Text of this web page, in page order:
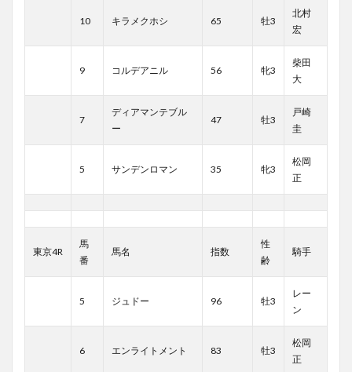
10 キラメクホシ 65 牡3
北村
宏
9 コルデアニル 56 牝3
柴田
大
7
ディアマンテブル
ー
47 牡3
戸崎
圭
5 サンデンロマン 35 牝3
松岡
正
東京4R
馬
番
馬名 指数
性
齢
騎手
5 ジュドー 96 牡3
レー
ン
6 エンライトメント 83 牡3
松岡
正